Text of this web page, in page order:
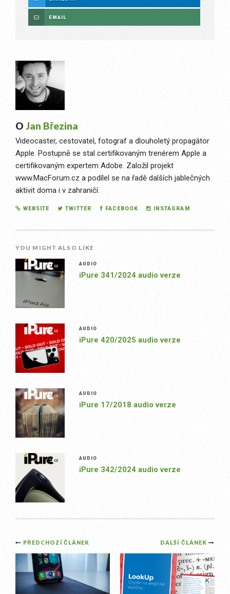
EMAIL
O Jan Březina
Videocaster, cestovatel, fotograf a dlouholetý propagátor
Apple. Postupně se stal certifikovaným trenérem Apple a
certifikovaným expertem Adobe. Založil projekt
www.MacForum.cz a podílel se na řadě dalších jablečných
aktivit doma i v zahraničí.
WEBSITE TWITTER FACEBOOK INSTAGRAM
YOU MIGHT ALSO LIKE
AUDIO
iPure 341/2024 audio verze
AUDIO
iPure 420/2025 audio verze
AUDIO
iPure 17/2018 audio verze
AUDIO
iPure 342/2024 audio verze
Post
navigation
DALŠÍ ČLÁNEK
PŘEDCHOZÍ ČLÁNEK